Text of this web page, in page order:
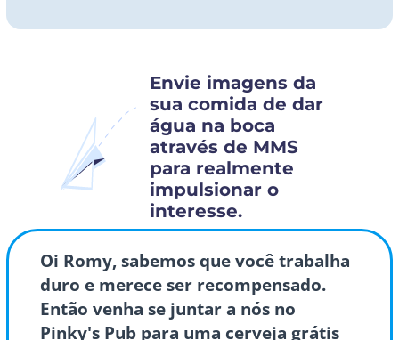
Envie imagens da
sua comida de dar
água na boca
através de MMS
para realmente
impulsionar o
interesse.
Oi Romy, sabemos que você trabalha
duro e merece ser recompensado.
Então venha se juntar a nós no
Pinky's Pub para uma cerveja grátis